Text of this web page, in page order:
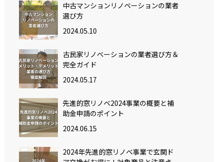
中古マンションリノベーションの業者
選び方
2024.05.10
古民家リノベーションの業者選び方＆
完全ガイド
2024.05.17
先進的窓リノベ2024事業の概要と補
助金申請のポイント
2024.06.15
2024年先進的窓リノベ事業で玄関ド